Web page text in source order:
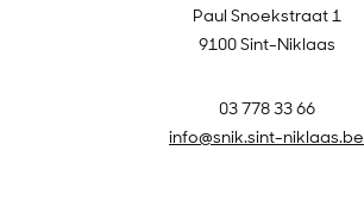
Paul Snoekstraat 1
9100 Sint-Niklaas
03 778 33 66
info@snik.sint-niklaas.be